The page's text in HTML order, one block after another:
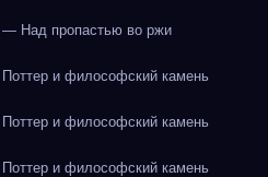
Над пропастью во ржи
и философский камень
и философский камень
и философский камень